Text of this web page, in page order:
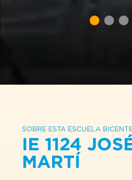
SOBRE ESTA ESCUELA
IE 1124
MARTÍ